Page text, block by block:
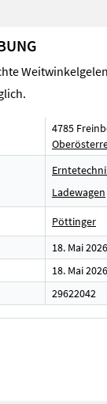
4785
Ladewagen
Pöttinger
18. Mai
18. Mai
29622042